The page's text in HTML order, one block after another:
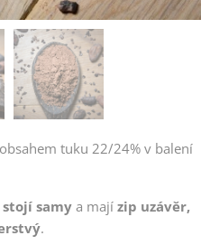
tuku 22/24% v balení
stojí samy a mají zip uzávěr,
.